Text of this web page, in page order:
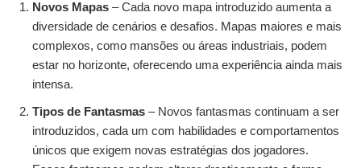
Novos Mapas – Cada novo mapa introduzido aumenta a
diversidade de cenários e desafios. Mapas maiores e mais
complexos, como mansões ou áreas industriais, podem
estar no horizonte, oferecendo uma experiência ainda mais
intensa.
Tipos de Fantasmas – Novos fantasmas continuam a ser
introduzidos, cada um com habilidades e comportamentos
únicos que exigem novas estratégias dos jogadores.